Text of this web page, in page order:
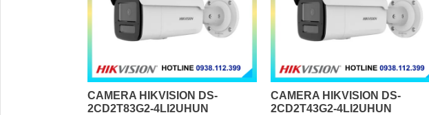
CAMERA HIKVISION DS-
2CD2T83G2-4LI2UHUN
CAMERA HIKVISION DS-
2CD2T43G2-4LI2UHUN